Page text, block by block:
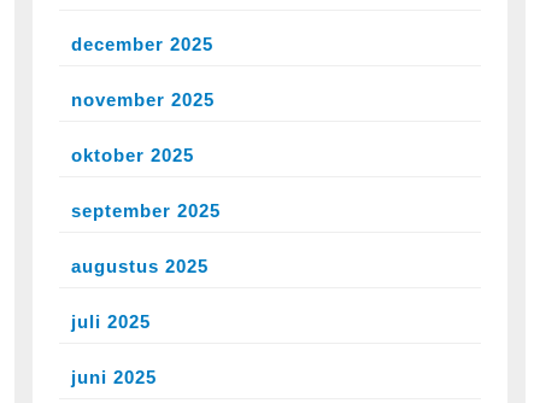
december 2025
november 2025
oktober 2025
september 2025
augustus 2025
juli 2025
juni 2025